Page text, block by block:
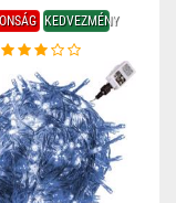
KEDVEZMÉNY